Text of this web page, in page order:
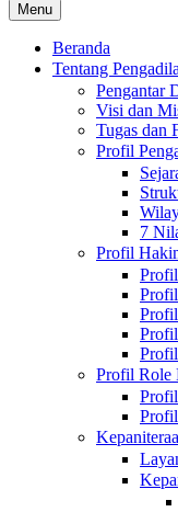
Menu
Beranda
Tentang
Pengantar
Visi dan
Tugas dan
Profil
7
Profil
Profil Role